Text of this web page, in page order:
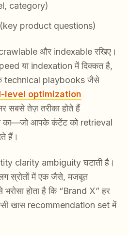
category)
product questions)
और indexable रखिए।
या indexation में दिक्कत है,
technical playbooks जैसे
level optimization
सबसे तेज़ तरीका होते हैं
का—जो आपके कंटेंट को retrieval
हैं।
clarity ambiguity घटाती है।
स्रोतों में एक जैसे, मजबूत
होता है कि “Brand X” हर
खास recommendation set में